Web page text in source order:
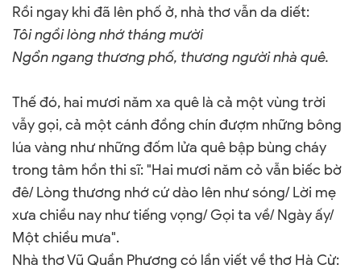
Rồi ngay khi đã lên phố ở, nhà thơ vẫn da diết:
Tôi ngồi lòng nhớ tháng mười
Ngổn ngang thương phố, thương người nhà quê.
Thế đó, hai mươi năm xa quê là cả một vùng trời
vẫy gọi, cả một cánh đồng chín đượm những bông
lúa vàng như những đốm lửa quê bập bùng cháy
trong tâm hồn thi sĩ: "Hai mươi năm cỏ vẫn biếc bờ
đê/ Lòng thương nhớ cứ dào lên như sóng/ Lời mẹ
xưa chiều nay như tiếng vọng/ Gọi ta về/ Ngày ấy/
Một chiều mưa".
Nhà thơ Vũ Quần Phương có lần viết về thơ Hà Cừ: